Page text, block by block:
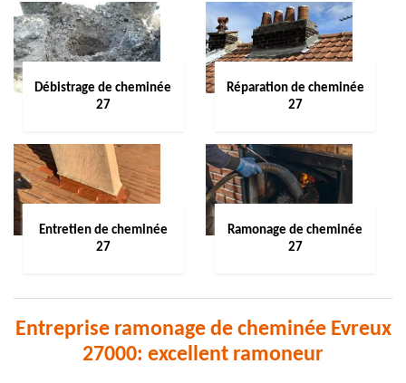
Débistrage de cheminée
27
Réparation de cheminée
27
Entretien de cheminée
27
Ramonage de cheminée
27
Entreprise ramonage de cheminée Evreux
27000: excellent ramoneur